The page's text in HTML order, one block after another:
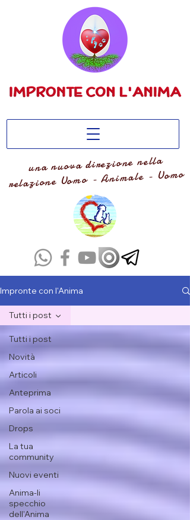
una nuova direzione nella
relazione Uomo - Animale - Uomo
Impronte con l'Anima
Tutti i post
Novità
Articoli
Anteprima
Parola ai soci
Drops
La tua
community
Nuovi eventi
Anima-li
specchio
dell'Anima
Tutti i post